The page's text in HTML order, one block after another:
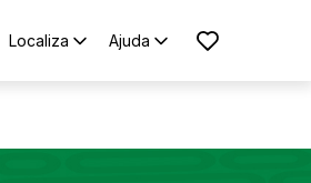
Localiza Ajuda